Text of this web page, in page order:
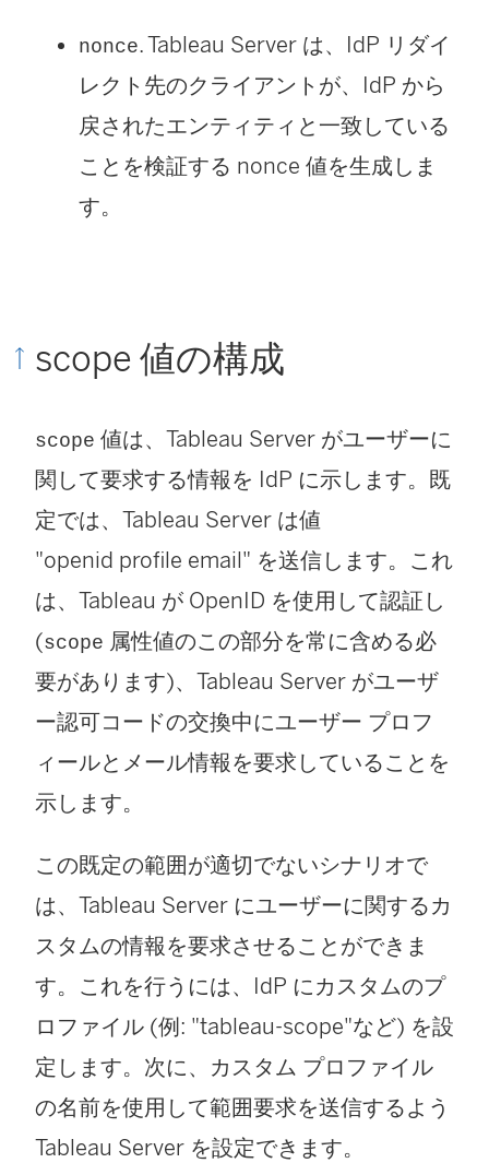
nonce.Tableau Server は、IdP リダイ
レクト先のクライアントが、IdP から
戻されたエンティティと一致している
ことを検証する nonce 値を生成しま
す。
scope 値の構成
scope 値は、 Tableau Server がユーザーに
関して要求する情報を IdP に示します。既
定では、 Tableau Server は値
"openid profile email" を送信します。これ
は、Tableau が OpenID を使用して認証し
(scope 属性値のこの部分を常に含める必
要があります)、 Tableau Server がユーザ
ー認可コードの交換中にユーザー プロフ
ィールとメール情報を要求していることを
示します。
この既定の範囲が適切でないシナリオで
は、 Tableau Server にユーザーに関するカ
スタムの情報を要求させることができま
す。これを行うには、IdP にカスタムのプ
ロファイル (例: "tableau-scope"など) を設
定します。次に、カスタム プロファイル
の名前を使用して範囲要求を送信するよう
Tableau Server を設定できます。